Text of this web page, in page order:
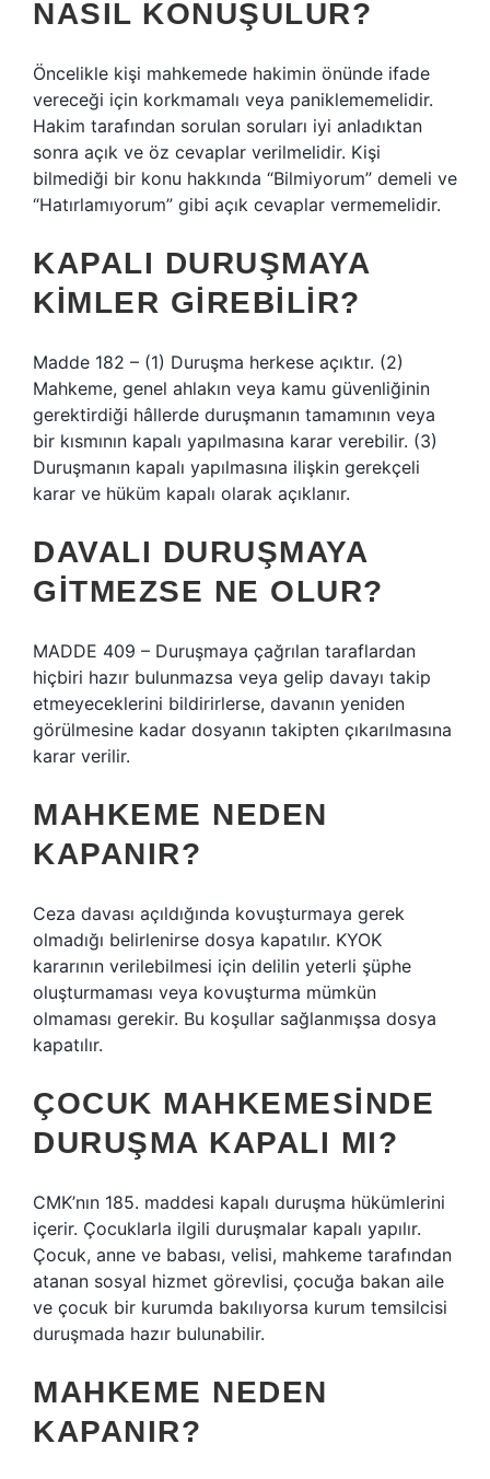
NASIL KONUŞULUR?
Öncelikle kişi mahkemede hakimin önünde ifade
vereceği için korkmamalı veya paniklememelidir.
Hakim tarafından sorulan soruları iyi anladıktan
sonra açık ve öz cevaplar verilmelidir. Kişi
bilmediği bir konu hakkında “Bilmiyorum” demeli ve
“Hatırlamıyorum” gibi açık cevaplar vermemelidir.
KAPALI DURUŞMAYA
KIMLER GIREBILIR?
Madde 182 – (1) Duruşma herkese açıktır. (2)
Mahkeme, genel ahlakın veya kamu güvenliğinin
gerektirdiği hâllerde duruşmanın tamamının veya
bir kısmının kapalı yapılmasına karar verebilir. (3)
Duruşmanın kapalı yapılmasına ilişkin gerekçeli
karar ve hüküm kapalı olarak açıklanır.
DAVALI DURUŞMAYA
GITMEZSE NE OLUR?
MADDE 409 – Duruşmaya çağrılan taraflardan
hiçbiri hazır bulunmazsa veya gelip davayı takip
etmeyeceklerini bildirirlerse, davanın yeniden
görülmesine kadar dosyanın takipten çıkarılmasına
karar verilir.
MAHKEME NEDEN
KAPANIR?
Ceza davası açıldığında kovuşturmaya gerek
olmadığı belirlenirse dosya kapatılır. KYOK
kararının verilebilmesi için delilin yeterli şüphe
oluşturmaması veya kovuşturma mümkün
olmaması gerekir. Bu koşullar sağlanmışsa dosya
kapatılır.
ÇOCUK MAHKEMESINDE
DURUŞMA KAPALI MI?
CMK’nın 185. maddesi kapalı duruşma hükümlerini
içerir. Çocuklarla ilgili duruşmalar kapalı yapılır.
Çocuk, anne ve babası, velisi, mahkeme tarafından
atanan sosyal hizmet görevlisi, çocuğa bakan aile
ve çocuk bir kurumda bakılıyorsa kurum temsilcisi
duruşmada hazır bulunabilir.
MAHKEME NEDEN
KAPANIR?